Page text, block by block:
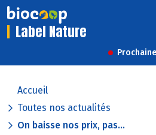
Label Nature
Accueil
Toutes nos actualités
On baisse nos prix, pas...